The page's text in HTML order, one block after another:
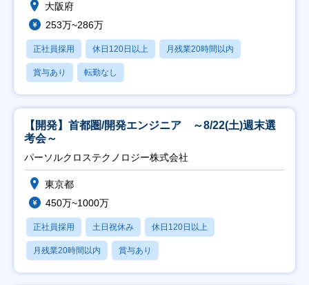
大阪府
253万~286万
正社員採用 休日120日以上 月残業20時間以内
賞与あり 転勤なし
【開発】首都圏/開発エンジニア ～8/22(土)週末選
考会～
パーソルクロステクノロジー株式会社
東京都
450万~1000万
正社員採用 土日祝休み 休日120日以上
月残業20時間以内 賞与あり